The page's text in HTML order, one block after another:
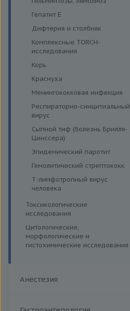
Гепатит E
Дифтерия и столбняк
Комплексные TORCH-
исследования
Корь
Краснуха
Менингококковая инфекция
Респираторно-синцитиальный
вирус
Сыпной тиф (болезнь Брилля-
Цинссера)
Эпидемический паротит
Гемолитический стрептококк
Т-лимфотропный вирус
человека
Токсикологические
исследования
Лекарственный мониторинг
Комплексные исследования
Вирусные гепатиты
Здоровье ребенка
металлы (Кровь)
металлы (Моча)
Цитологические,
морфологические и
гистохимические исследования
Гистологические исследования
Иммуногистохимические и
Анестезия